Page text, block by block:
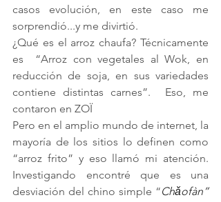
casos evolución, en este caso me
sorprendió...y me divirtió.
¿Qué es el arroz chaufa? Técnicamente
es  “Arroz con vegetales al Wok, en
reducción de soja, en sus variedades
contiene distintas carnes”.  Eso, me
contaron en ZOÏ
Pero en el amplio mundo de internet, la
mayoría de los sitios lo definen como
“arroz frito” y eso llamó mi atención.
Investigando encontré que es una
desviación del chino simple “Chǎofàn”